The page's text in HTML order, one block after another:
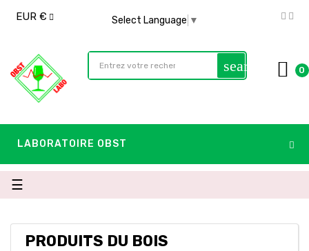
EUR € Select Language ▼
search 0
LABORATOIRE OBST
Basculer
la
☰
PRODUITS DU BOIS